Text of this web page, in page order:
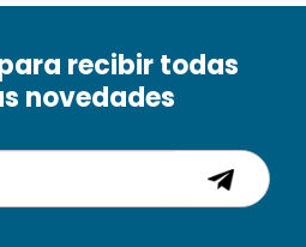
recibir todas
novedades